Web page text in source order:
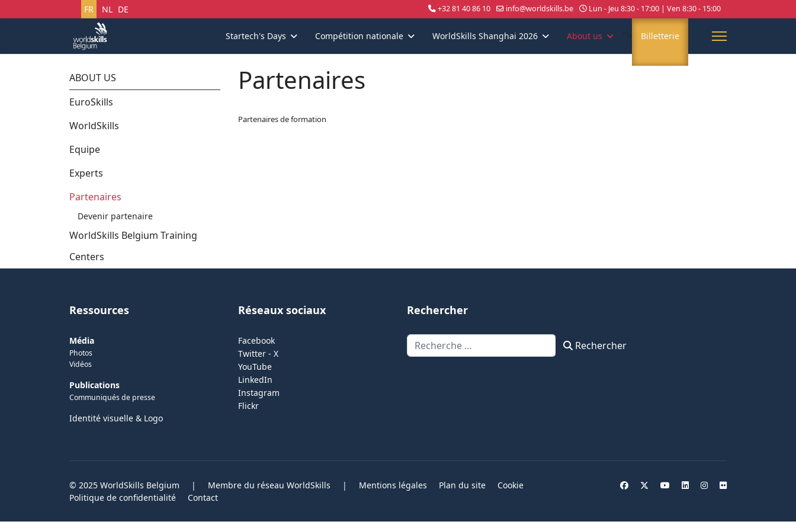
Sélectionnez votre langue
FR NL DE +32 81 40 86 10 info@worldskills.be Lun - Jeu 8:30 - 17:00 | Ven 8:30 - 15:00
Startech's Days Compétition nationale WorldSkills Shanghai 2026 About us "> Billetterie
ABOUT US
EuroSkills
WorldSkills
Equipe
Experts
Partenaires
Devenir partenaire
WorldSkills Belgium Training
Centers
Partenaires
Partenaires de formation
Ressources
Média
Photos
Vidéos
Publications
Communiqués de presse
Identité visuelle & Logo
Réseaux sociaux
Facebook
Twitter - X
YouTube
LinkedIn
Instagram
Flickr
Rechercher
Rechercher Rechercher
© 2025 WorldSkills Belgium | Membre du réseau WorldSkills | Mentions légales Plan du site
Cookie
Politique de confidentialité
Contact